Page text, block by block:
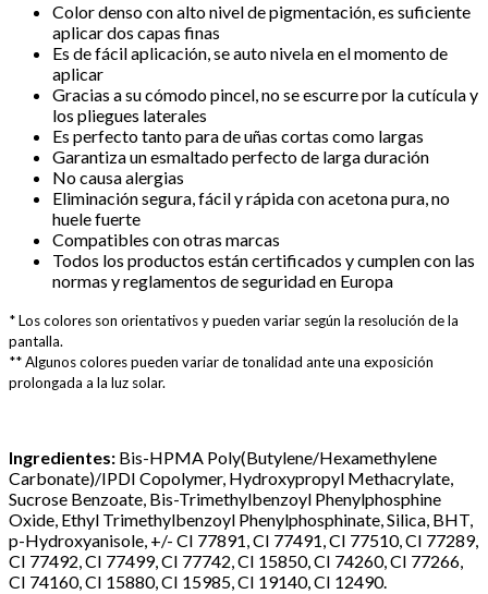
Color denso con alto nivel de pigmentación, es suficiente
aplicar dos capas finas
⁠Es de fácil aplicación, se auto nivela en el momento de
aplicar
⁠Gracias a su cómodo pincel, no se escurre por la cutícula y
los pliegues laterales
⁠Es perfecto tanto para de uñas cortas como largas
⁠Garantiza un esmaltado perfecto de larga duración
⁠No causa alergias
⁠Eliminación segura, fácil y rápida con acetona pura, no
huele fuerte
⁠Compatibles con otras marcas
⁠Todos los productos están certificados y cumplen con las
normas y reglamentos de seguridad en Europa
* Los colores son orientativos y pueden variar según la resolución de la
pantalla.
** Algunos colores pueden variar de tonalidad ante una exposición
prolongada a la luz solar.
Ingredientes: Bis-HPMA Poly(Butylene/Hexamethylene
Carbonate)/IPDI Copolymer, Hydroxypropyl Methacrylate,
Sucrose Benzoate, Bis-Trimethylbenzoyl Phenylphosphine
Oxide, Ethyl Trimethylbenzoyl Phenylphosphinate, Silica, BHT,
p-Hydroxyanisole, +/- CI 77891, CI 77491, CI 77510, CI 77289,
CI 77492, CI 77499, CI 77742, CI 15850, CI 74260, CI 77266,
CI 74160, CI 15880, CI 15985, CI 19140, CI 12490.